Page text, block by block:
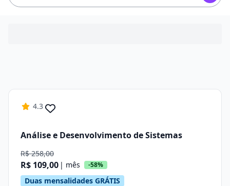
4.3
Análise e Desenvolvimento de Sistemas
R$ 258,00
R$ 109,00 | mês -58%
Duas mensalidades GRÁTIS